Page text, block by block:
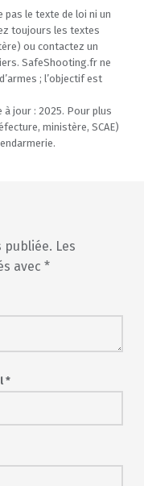
le texte de loi ni un
toujours les textes
ou contactez un
SafeShooting.fr ne
; l’objectif est
jour : 2025. Pour plus
ministère, SCAE)
publiée. Les
avec *
*